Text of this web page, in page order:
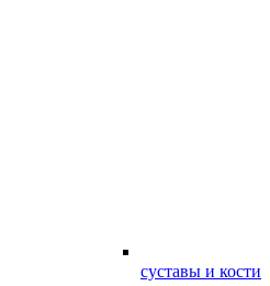
суставы и кости